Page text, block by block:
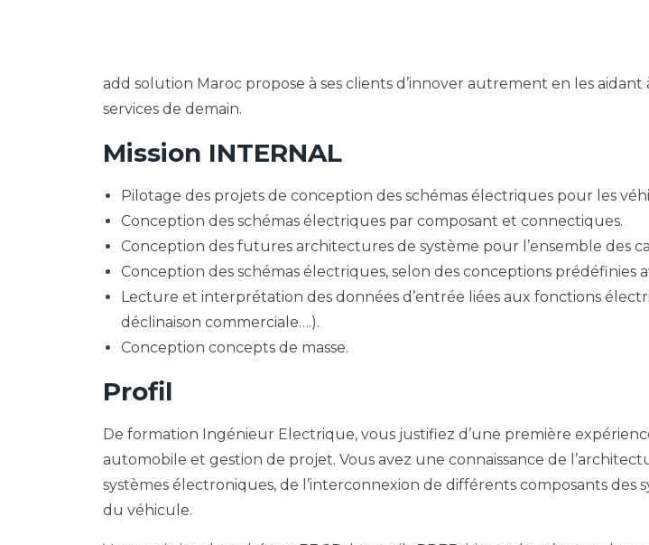
add solution Maroc propose à ses clients d’innover autrement en les
services de demain.
Mission INTERNAL
Pilotage des projets de conception des schémas électriques pour les
Conception des schémas électriques par composant et connectiques.
Conception des futures architectures de système pour l’ensemble des
Conception des schémas électriques, selon des conceptions prédéfinies
Lecture et interprétation des données d’entrée liées aux fonctions
déclinaison commerciale….).
Conception concepts de masse.
Profil
De formation Ingénieur Electrique, vous justifiez d’une première
automobile et gestion de projet. Vous avez une connaissance de
systèmes électroniques, de l’interconnexion de différents composants des
du véhicule.